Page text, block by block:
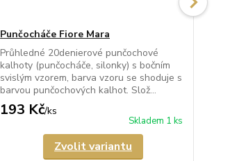
Punčocháče Fiore Mara
Průhledné 20denierové punčochové
kalhoty (punčocháče, silonky) s bočním
svislým vzorem, barva vzoru se shoduje s
barvou punčochových kalhot. Slož...
193 Kč/ks
Skladem 1 ks
Zvolit variantu